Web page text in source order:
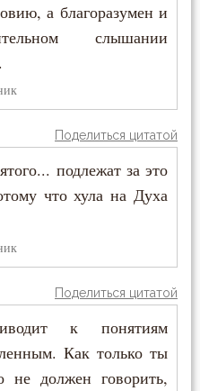
а благоразумен и
слышании
Поделиться цитатой
подлежат за это
что хула на Духа
Поделиться цитатой
к понятиям
Как только ты
не должен говорить,